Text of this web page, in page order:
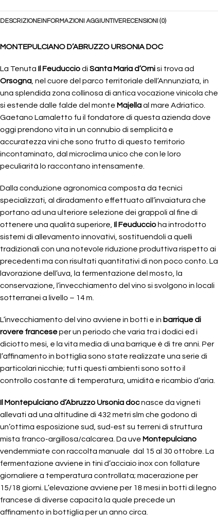
DESCRIZIONE INFORMAZIONI AGGIUNTIVERECENSIONI (0)
MONTEPULCIANO D’ABRUZZO URSONIA DOC
La Tenuta Il Feuducciodi Santa Maria d’Ornisi trova ad
Orsogna , nel cuore del parco territoriale dell’Annunziata, in
una splendida zona collinosa di antica vocazione vinicola che
si estende dalle falde del monte Majellaal mare Adriatico.
Gaetano Lamaletto fu il fondatore di questa azienda dove
oggi prendono vita in un connubio di semplicità e
accuratezza vini che sono frutto di questo territorio
incontaminato, dal microclima unico che con le loro
peculiarità lo raccontano intensamente.
Dalla conduzione agronomica composta da tecnici
specializzati, al diradamento effettuato all’invaiatura che
portano ad una ulteriore selezione dei grappoli al fine di
ottenere una qualità superiore, Il Feuduccio ha introdotto
sistemi di allevamento innovativi, sostituendoli a quelli
tradizionali con una notevole riduzione produttiva rispetto ai
precedenti ma con risultati quantitativi di non poco conto. La
lavorazione dell’uva, la fermentazione del mosto, la
conservazione, l’invecchiamento del vino si svolgono in locali
sotterranei a livello – 14 m.
L’invecchiamento del vino avviene in botti e in barrique di
rovere franceseper un periodo che varia tra i dodici ed i
diciotto mesi, e la vita media di una barrique è di tre anni. Per
l’affinamento in bottiglia sono state realizzate una serie di
particolari nicchie; tutti questi ambienti sono sotto il
controllo costante di temperatura, umidità e ricambio d’aria.
Il Montepulciano d’Abruzzo Ursonia docnasce da vigneti
allevati ad una altitudine di 432 metri slm che godono di
un’ottima esposizione sud, sud-est su terreni di struttura
mista franco-argillosa/calcarea. Da uve Montepulciano
vendemmiate con raccolta manuale dal 15 al 30 ottobre. La
fermentazione avviene in tini d’acciaio inox con follature
giornaliere a temperatura controllata; macerazione per
15/18 giorni. L’elevazione avviene per 18 mesi in botti di legno
francese di diverse capacità la quale precede un
affinamento in bottiglia per un anno circa.